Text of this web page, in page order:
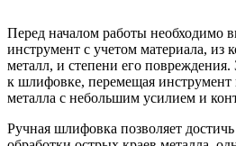
Перед началом работы необходимо
инструмент с учетом материала, из
металл, и степени его повреждения.
к шлифовке, перемещая инструмент
металла с небольшим усилием и
Ручная шлифовка позволяет достичь